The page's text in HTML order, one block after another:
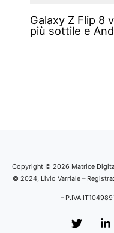
Galaxy Z Flip 8
più sottile e
Copyright © 2026 Matrice
© 2024, Livio Varriale –
– P.IVA